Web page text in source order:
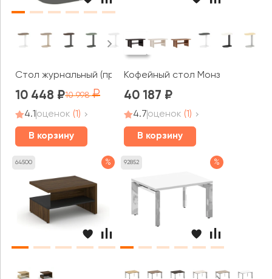
Стол журнальный (прямоугольный) 550х350х670 Асти /
10 448 10 998
4.1 оценок (1)
В корзину
Кофейный стол Монза / Monza
40 187
4.7оценок (1)
В корзину
64500 % 92852 %